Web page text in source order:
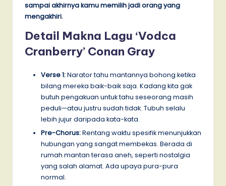
sampai akhirnya kamu memilih jadi orang yang
mengakhiri.
Detail Makna Lagu ‘Vodca
Cranberry’ Conan Gray
Verse 1:Narator tahu mantannya bohong ketika
bilang mereka baik-baik saja. Kadang kita gak
butuh pengakuan untuk tahu seseorang masih
peduli—atau justru sudah tidak. Tubuh selalu
lebih jujur daripada kata-kata.
Pre-Chorus:Rentang waktu spesifik menunjukkan
hubungan yang sangat membekas. Berada di
rumah mantan terasa aneh, seperti nostalgia
yang salah alamat. Ada upaya pura-pura
normal.